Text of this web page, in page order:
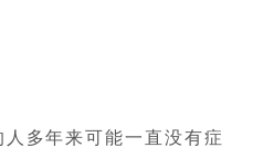
多年来可能一直没有症